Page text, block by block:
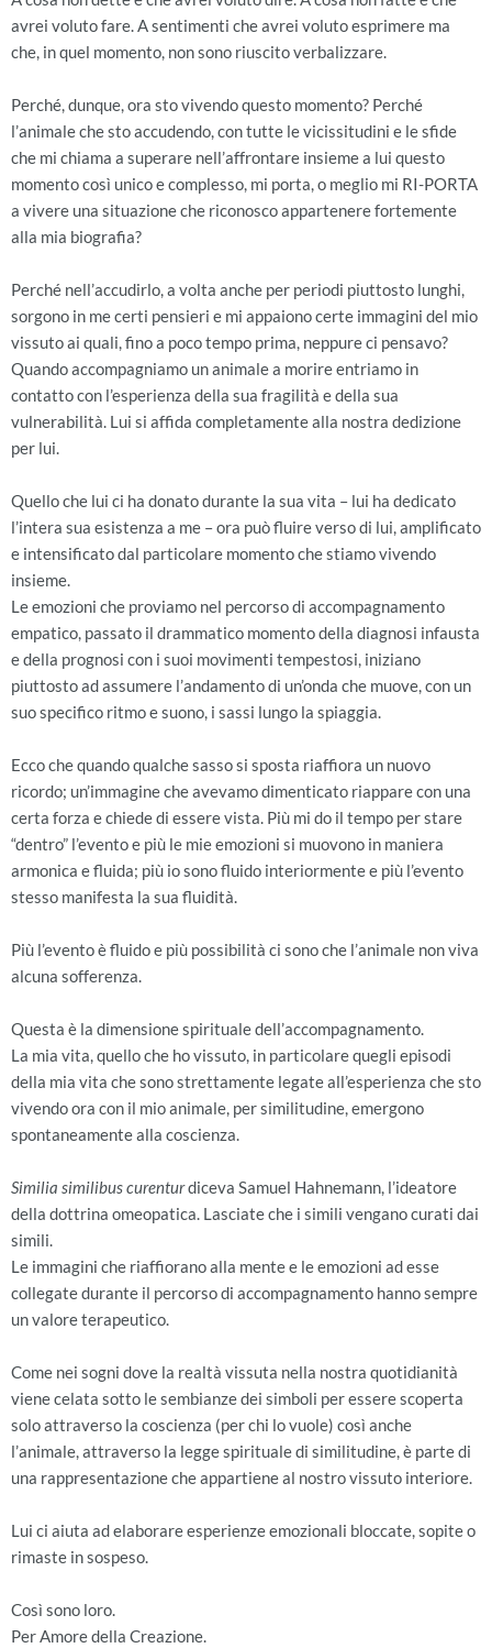
avrei voluto fare. A sentimenti che avrei voluto esprimere ma
che, in quel momento, non sono riuscito verbalizzare.
Perché, dunque, ora sto vivendo questo momento? Perché
l’animale che sto accudendo, con tutte le vicissitudini e le sfide
che mi chiama a superare nell’affrontare insieme a lui questo
momento così unico e complesso, mi porta, o meglio mi RI-PORTA
a vivere una situazione che riconosco appartenere fortemente
alla mia biografia?
Perché nell’accudirlo, a volta anche per periodi piuttosto lunghi,
sorgono in me certi pensieri e mi appaiono certe immagini del mio
vissuto ai quali, fino a poco tempo prima, neppure ci pensavo?
Quando accompagniamo un animale a morire entriamo in
contatto con l’esperienza della sua fragilità e della sua
vulnerabilità. Lui si affida completamente alla nostra dedizione
per lui.
Quello che lui ci ha donato durante la sua vita – lui ha dedicato
l’intera sua esistenza a me – ora può fluire verso di lui, amplificato
e intensificato dal particolare momento che stiamo vivendo
insieme.
Le emozioni che proviamo nel percorso di accompagnamento
empatico, passato il drammatico momento della diagnosi infausta
e della prognosi con i suoi movimenti tempestosi, iniziano
piuttosto ad assumere l’andamento di un’onda che muove, con un
suo specifico ritmo e suono, i sassi lungo la spiaggia.
Ecco che quando qualche sasso si sposta riaffiora un nuovo
ricordo; un’immagine che avevamo dimenticato riappare con una
certa forza e chiede di essere vista. Più mi do il tempo per stare
“dentro” l’evento e più le mie emozioni si muovono in maniera
armonica e fluida; più io sono fluido interiormente e più l’evento
stesso manifesta la sua fluidità.
Più l’evento è fluido e più possibilità ci sono che l’animale non viva
alcuna sofferenza.
Questa è la dimensione spirituale dell’accompagnamento.
La mia vita, quello che ho vissuto, in particolare quegli episodi
della mia vita che sono strettamente legate all’esperienza che sto
vivendo ora con il mio animale, per similitudine, emergono
spontaneamente alla coscienza.
Similia similibus curenturdiceva Samuel Hahnemann, l’ideatore
della dottrina omeopatica. Lasciate che i simili vengano curati dai
simili.
Le immagini che riaffiorano alla mente e le emozioni ad esse
collegate durante il percorso di accompagnamento hanno sempre
un valore terapeutico.
Come nei sogni dove la realtà vissuta nella nostra quotidianità
viene celata sotto le sembianze dei simboli per essere scoperta
solo attraverso la coscienza (per chi lo vuole) così anche
l’animale, attraverso la legge spirituale di similitudine, è parte di
una rappresentazione che appartiene al nostro vissuto interiore.
Lui ci aiuta ad elaborare esperienze emozionali bloccate, sopite o
rimaste in sospeso.
Così sono loro.
Per Amore della Creazione.